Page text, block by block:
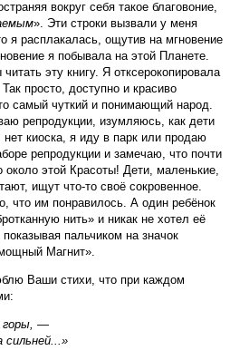
вокруг себя такое благовоние,
». Эти строки вызвали у меня
я расплакалась, ощутив на мгновение
я побывала на этой Планете.
эту книгу. Я отксерокопировала
просто, доступно и красиво
самый чуткий и понимающий народ.
репродукции, изумляюсь, как дети
киоска, я иду в парк или продаю
репродукции и замечаю, что почти
этой Красоты! Дети, маленькие,
ищут что-то своё сокровенное.
что им понравилось. А один ребёнок
нить» и никак не хотел её
пальчиком на значок
Магнит».
Ваши стихи, что при каждом
горы, —